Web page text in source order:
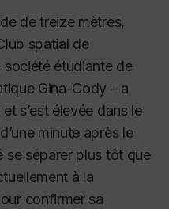
de treize mètres,
spatial de
société étudiante de
Gina-Cody – a
s’est élevée dans le
minute après le
se séparer plus tôt que
à la
confirmer sa